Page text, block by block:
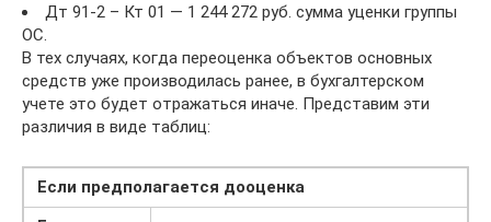
Дт 91-2 – Кт 01 — 1 244 272 руб. сумма уценки группы
ОС.
В тех случаях, когда переоценка объектов основных
средств уже производилась ранее, в бухгалтерском
учете это будет отражаться иначе. Представим эти
различия в виде таблиц:
Если предполагается дооценка